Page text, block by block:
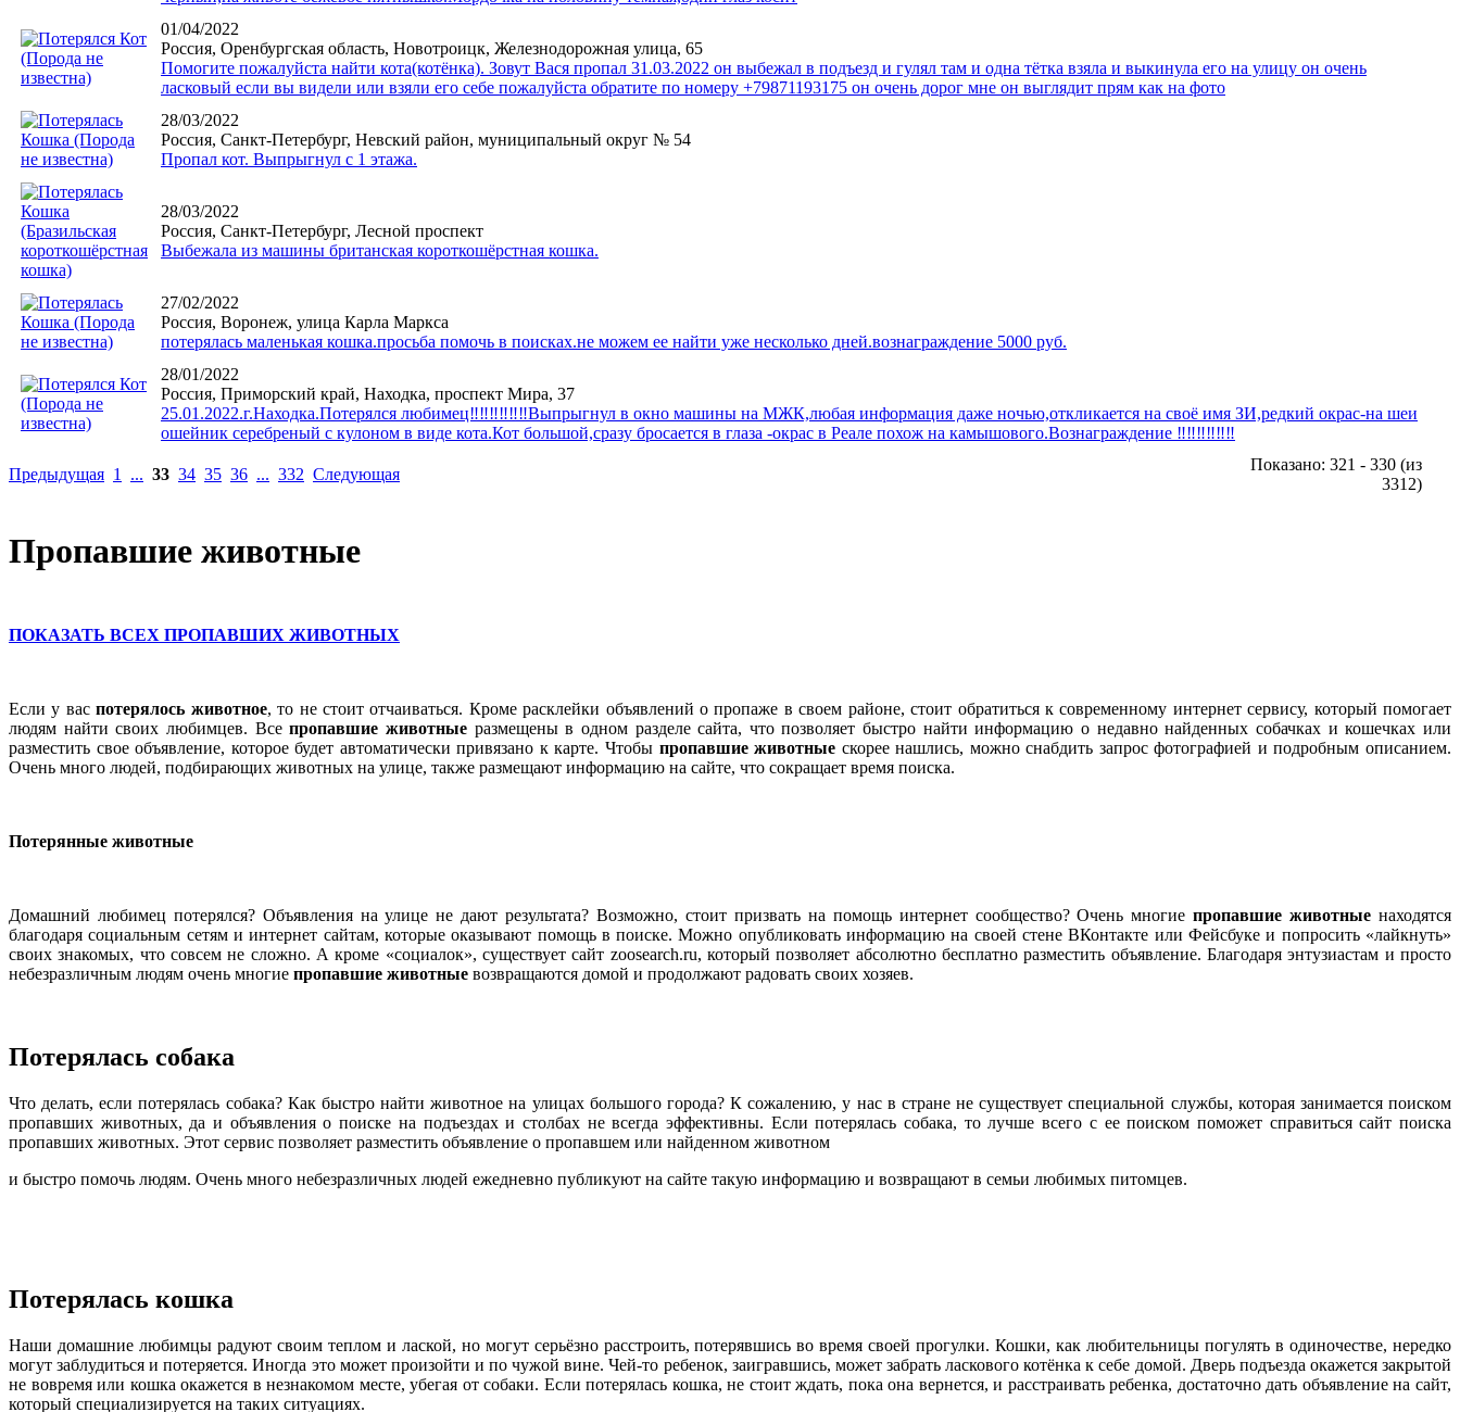
01/04/2022
Россия, Оренбургская область, Новотроицк, Железнодорожная улица, 65
Помогите пожалуйста найти кота(котёнка). Зовут Вася пропал 31.03.2022 он выбежал в подъезд и гулял там и одна тётка взяла и выкинула его на улицу он очень
ласковый если вы видели или взяли его себе пожалуйста обратите по номеру +79871193175 он очень дорог мне он выглядит прям как на фото
28/03/2022
Россия, Санкт-Петербург, Невский район, муниципальный округ № 54
Пропал кот. Выпрыгнул с 1 этажа.
28/03/2022
Россия, Санкт-Петербург, Лесной проспект
Выбежала из машины британская короткошёрстная кошка.
27/02/2022
Россия, Воронеж, улица Карла Маркса
потерялась маленькая кошка.просьба помочь в поисках.не можем ее найти уже несколько дней.вознаграждение 5000 руб.
28/01/2022
Россия, Приморский край, Находка, проспект Мира, 37
25.01.2022.г.Находка.Потерялся любимец‼️‼️‼️‼️‼️‼️Выпрыгнул в окно машины на МЖК,любая информация даже ночью,откликается на своё имя ЗИ,редкий окрас-на шеи
ошейник серебреный с кулоном в виде кота.Кот большой,сразу бросается в глаза -окрас в Реале похож на камышового.Вознаграждение ‼️‼️‼️‼️‼️‼️
Предыдущая 1 ... 33 34 35 36 ... 332 Следующая
Показано: 321 - 330 (из
3312)
Пропавшие животные
ПОКАЗАТЬ ВСЕХ ПРОПАВШИХ ЖИВОТНЫХ
Если у васпотерялось животное, то не стоит отчаиваться. Кроме расклейки объявлений о пропаже в своем районе, стоит обратиться к современному интернет сервису, который помогает
людям найти своих любимцев. Всепропавшие животныеразмещены в одном разделе сайта, что позволяет быстро найти информацию о недавно найденных собачках и кошечках или
разместить свое объявление, которое будет автоматически привязано к карте. Чтобы пропавшие животные скорее нашлись, можно снабдить запрос фотографией и подробным описанием.
Очень много людей, подбирающих животных на улице, также размещают информацию на сайте, что сокращает время поиска.
Потерянные животные
Домашний любимец потерялся? Объявления на улице не дают результата? Возможно, стоит призвать на помощь интернет сообщество? Очень многиепропавшие животные находятся
благодаря социальным сетям и интернет сайтам, которые оказывают помощь в поиске. Можно опубликовать информацию на своей стене ВКонтакте или Фейсбуке и попросить «лайкнуть»
своих знакомых, что совсем не сложно. А кроме «социалок», существует сайт zoosearch.ru, который позволяет абсолютно бесплатно разместить объявление. Благодаря энтузиастам и просто
небезразличным людям очень многие пропавшие животные возвращаются домой и продолжают радовать своих хозяев.
Потерялась собака
Что делать, если потерялась собака? Как быстро найти животное на улицах большого города? К сожалению, у нас в стране не существует специальной службы, которая занимается поиском
пропавших животных, да и объявления о поиске на подъездах и столбах не всегда эффективны. Если потерялась собака, то лучше всего с ее поиском поможет справиться сайт поиска
пропавших животных. Этот сервис позволяет разместить объявление о пропавшем или найденном животном
и быстро помочь людям. Очень много небезразличных людей ежедневно публикуют на сайте такую информацию и возвращают в семьи любимых питомцев.
Потерялась кошка
Наши домашние любимцы радуют своим теплом и лаской, но могут серьёзно расстроить, потерявшись во время своей прогулки. Кошки, как любительницы погулять в одиночестве, нередко
могут заблудиться и потеряется. Иногда это может произойти и по чужой вине. Чей-то ребенок, заигравшись, может забрать ласкового котёнка к себе домой. Дверь подъезда окажется закрытой
не вовремя или кошка окажется в незнакомом месте, убегая от собаки. Если потерялась кошка, не стоит ждать, пока она вернется, и расстраивать ребенка, достаточно дать объявление на сайт,
который специализируется на таких ситуациях.